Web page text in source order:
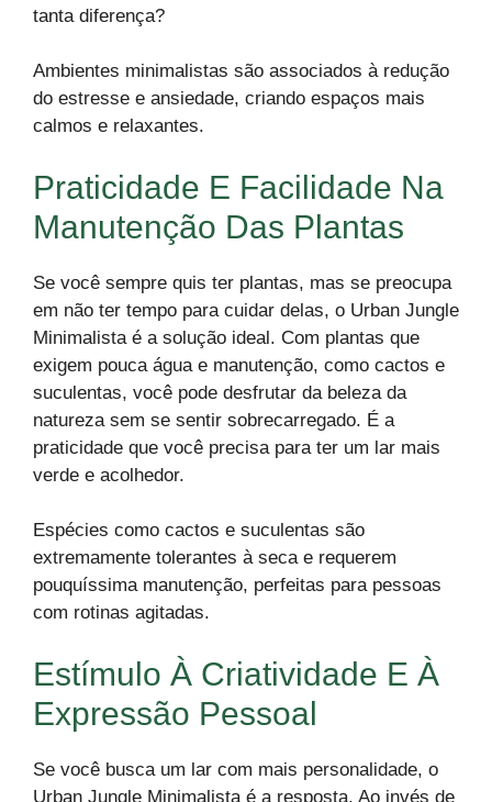
tanta diferença?
Ambientes minimalistas são associados à redução
do estresse e ansiedade, criando espaços mais
calmos e relaxantes.
Praticidade E Facilidade Na
Manutenção Das Plantas
Se você sempre quis ter plantas, mas se preocupa
em não ter tempo para cuidar delas, o Urban Jungle
Minimalista é a solução ideal. Com plantas que
exigem pouca água e manutenção, como cactos e
suculentas, você pode desfrutar da beleza da
natureza sem se sentir sobrecarregado. É a
praticidade que você precisa para ter um lar mais
verde e acolhedor.
Espécies como cactos e suculentas são
extremamente tolerantes à seca e requerem
pouquíssima manutenção, perfeitas para pessoas
com rotinas agitadas.
Estímulo À Criatividade E À
Expressão Pessoal
Se você busca um lar com mais personalidade, o
Urban Jungle Minimalista é a resposta. Ao invés de